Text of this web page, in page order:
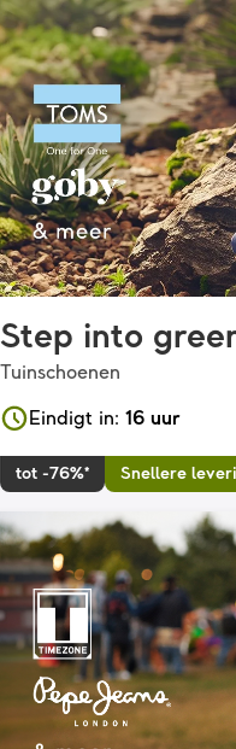
Step into
Tuinschoenen
Eindigt in: 16 uur
tot -76%* Snellere